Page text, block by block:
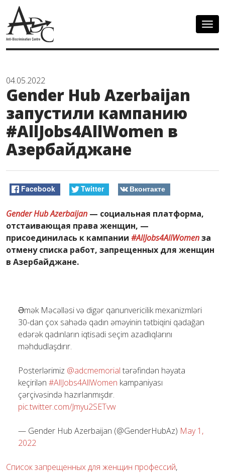
04.05.2022
Gender Hub Azerbaijan
запустили кампанию
#AllJobs4AllWomen в
Азербайджане
Facebook Twitter Вконтакте
Gender Hub Azerbaijan — социальная платформа,
отстаивающая права женщин, —
присоединилась к кампании #AllJobs4AllWomenза
отмену списка работ, запрещенных для женщин
в Азербайджане.
Əmək Məcəlləsi və digər qanunvericilik mexanizmləri
30-dan çox sahədə qadın əməyinin tətbiqini qadağan
edərək qadınların iqtisadi seçim azadlıqlarını
məhdudlaşdırır.
Posterlərimiz @adcmemorial tərəfindən həyata
keçirilən #AllJobs4AllWomen kampaniyası
çərçivəsində hazırlanmışdır.
pic.twitter.com/Jmyu2SETvw
— Gender Hub Azerbaijan (@GenderHubAz) May 1,
2022
Список запрещенных для женщин профессий,